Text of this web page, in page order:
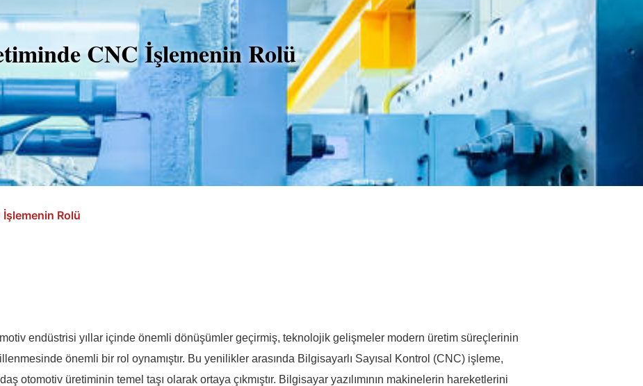
CNC İşlemenin Rolü
Rolü
endüstrisi yıllar içinde önemli dönüşümler geçirmiş, teknolojik gelişmeler modern üretim süreçlerinin
önemli bir rol oynamıştır. Bu yenilikler arasında Bilgisayarlı Sayısal Kontrol (CNC) işleme,
otomotiv üretiminin temel taşı olarak ortaya çıkmıştır. Bilgisayar yazılımının makinelerin hareketlerini